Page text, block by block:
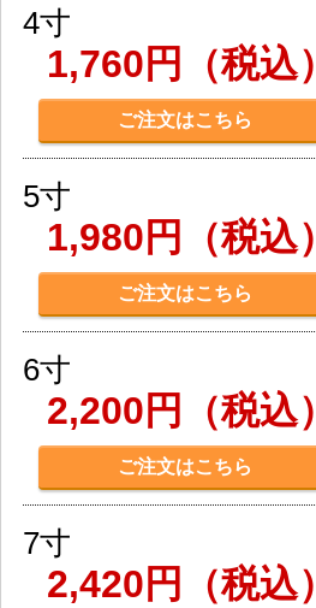
4寸
1,760円（税込）
ご注文はこちら
5寸
1,980円（税込）
ご注文はこちら
6寸
2,200円（税込）
ご注文はこちら
7寸
2,420円（税込）